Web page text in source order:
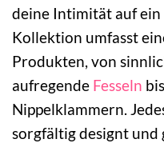
deine Intimität auf ein
Kollektion umfasst
Produkten, von
aufregende Fesseln
Nippelklammern.
sorgfältig designt und